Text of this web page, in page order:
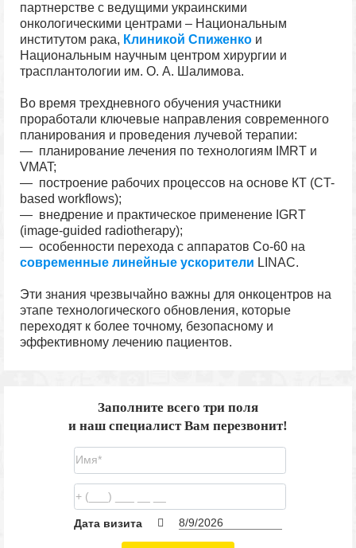
партнерстве с ведущими украинскими
онкологическими центрами – Национальным
институтом рака, Клиникой Спиженко и
Национальным научным центром хирургии и
трасплантологии им. О. А. Шалимова.
Во время трехдневного обучения участники
проработали ключевые направления современного
планирования и проведения лучевой терапии:
— планирование лечения по технологиям IMRT и
VMAT;
— построение рабочих процессов на основе КТ (CT-
based workflows);
— внедрение и практическое применение IGRT
(image-guided radiotherapy);
— особенности перехода с аппаратов Co-60 на
современные линейные ускорители LINAC.
Эти знания чрезвычайно важны для онкоцентров на
этапе технологического обновления, которые
переходят к более точному, безопасному и
эффективному лечению пациентов.
Заполните всего три поля
и наш специалист Вам перезвонит!
Дата визита